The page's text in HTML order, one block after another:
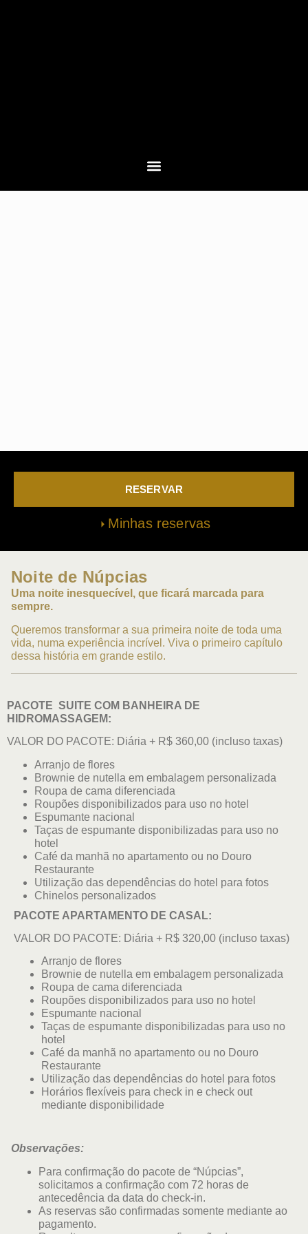
RESERVAR
Minhas reservas
Noite de Núpcias
Uma noite inesquecível, que ficará marcada para
sempre.
Queremos transformar a sua primeira noite de toda uma
vida, numa experiência incrível. Viva o primeiro capítulo
dessa história em grande estilo.
PACOTE SUITE COM BANHEIRA DE
HIDROMASSAGEM:
VALOR DO PACOTE: Diária + R$ 360,00 (incluso taxas)
Arranjo de flores
Brownie de nutella em embalagem personalizada
Roupa de cama diferenciada
Roupões disponibilizados para uso no hotel
Espumante nacional
Taças de espumante disponibilizadas para uso no
hotel
Café da manhã no apartamento ou no Douro
Restaurante
Utilização das dependências do hotel para fotos
Chinelos personalizados
PACOTE APARTAMENTO DE CASAL:
VALOR DO PACOTE: Diária + R$ 320,00 (incluso taxas)
Arranjo de flores
Brownie de nutella em embalagem personalizada
Roupa de cama diferenciada
Roupões disponibilizados para uso no hotel
Espumante nacional
Taças de espumante disponibilizadas para uso no
hotel
Café da manhã no apartamento ou no Douro
Restaurante
Utilização das dependências do hotel para fotos
Horários flexíveis para check in e check out
mediante disponibilidade
Observações:
Para confirmação do pacote de “Núpcias”,
solicitamos a confirmação com 72 horas de
antecedência da data do check-in.
As reservas são confirmadas somente mediante ao
pagamento.